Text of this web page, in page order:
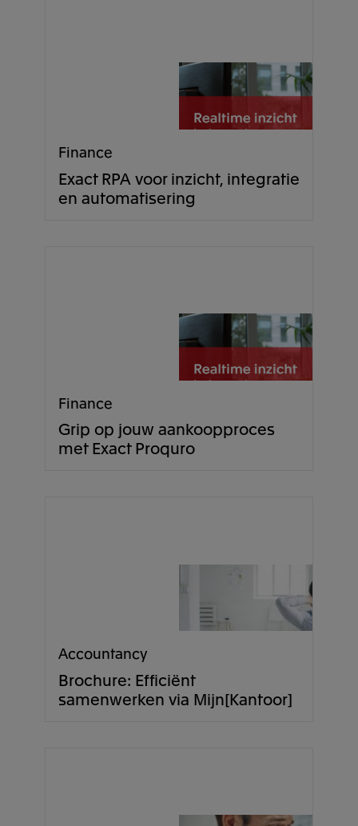
Finance
Exact RPA voor inzicht, integratie
en automatisering
Finance
Grip op jouw aankoopproces
met Exact Proquro
Accountancy
Brochure: Efficiënt
samenwerken via Mijn[Kantoor]